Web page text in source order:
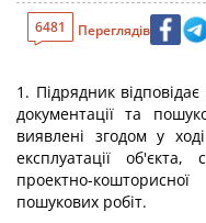
6481 Переглядів
1. Підрядник
документації та
виявлені згодом у
експлуатації
проектно-
пошукових робіт.